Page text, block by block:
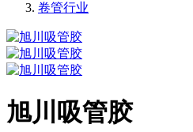
卷管行业
旭川吸管胶